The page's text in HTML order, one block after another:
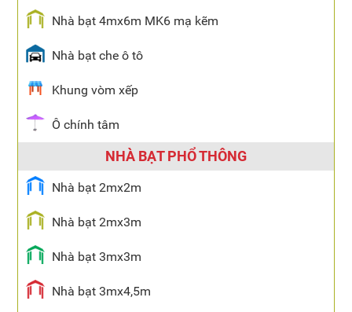
Nhà bạt 4mx6m MK6 mạ kẽm
Nhà bạt che ô tô
Khung vòm xếp
Ô chính tâm
NHÀ BẠT PHỔ THÔNG
Nhà bạt 2mx2m
Nhà bạt 2mx3m
Nhà bạt 3mx3m
Nhà bạt 3mx4,5m